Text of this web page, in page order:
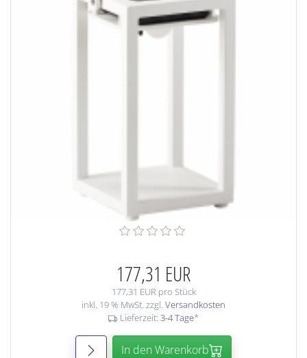
177,31 EUR
177,31 EUR pro Stück
inkl. 19 % MwSt. zzgl. Versandkosten
Lieferzeit: 3-4 Tage*
In den Warenkorb